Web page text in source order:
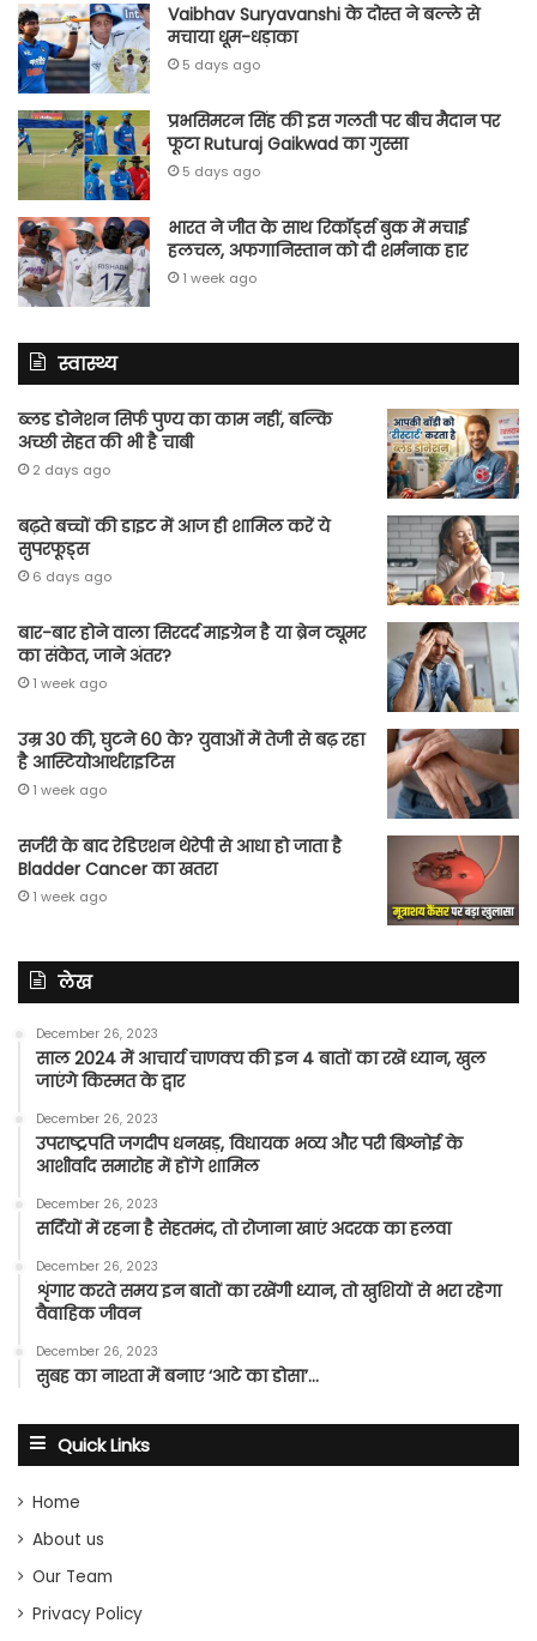
Vaibhav Suryavanshi के दोस्त ने बल्ले से
मचाया धूम-धड़ाका
5 days ago
प्रभसिमरन सिंह की इस गलती पर बीच मैदान पर
फूटा Ruturaj Gaikwad का गुस्सा
5 days ago
भारत ने जीत के साथ रिकॉर्ड्स बुक में मचाई
हलचल, अफगानिस्तान को दी शर्मनाक हार
1 week ago
स्वास्थ्य
ब्लड डोनेशन सिर्फ पुण्य का काम नहीं, बल्कि
अच्छी सेहत की भी है चाबी
2 days ago
बढ़ते बच्चों की डाइट में आज ही शामिल करें ये
सुपरफूड्स
6 days ago
बार-बार होने वाला सिरदर्द माइग्रेन है या ब्रेन ट्यूमर
का संकेत, जाने अंतर?
1 week ago
उम्र 30 की, घुटने 60 के? युवाओं में तेजी से बढ़ रहा
है आस्टियोआर्थराइटिस
1 week ago
सर्जरी के बाद रेडिएशन थेरेपी से आधा हो जाता है
Bladder Cancer का खतरा
1 week ago
लेख
December 26, 2023
साल 2024 में आचार्य चाणक्य की इन 4 बातों का रखें ध्यान, खुल
जाएंगे किस्मत के द्वार
December 26, 2023
उपराष्ट्रपति जगदीप धनखड़, विधायक भव्य और परी बिश्नोई के
आशीर्वाद समारोह में होंगे शामिल
December 26, 2023
सर्दियों में रहना है सेहतमंद, तो रोजाना खाएं अदरक का हलवा
December 26, 2023
शृंगार करते समय इन बातों का रखेंगी ध्यान, तो खुशियों से भरा रहेगा
वैवाहिक जीवन
December 26, 2023
सुबह का नाश्ता में बनाए ‘आटे का डोसा’…
Quick Links
Home
About us
Our Team
Privacy Policy